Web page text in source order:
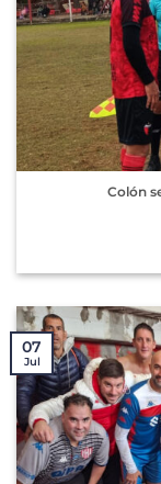
Colón
07
Jul